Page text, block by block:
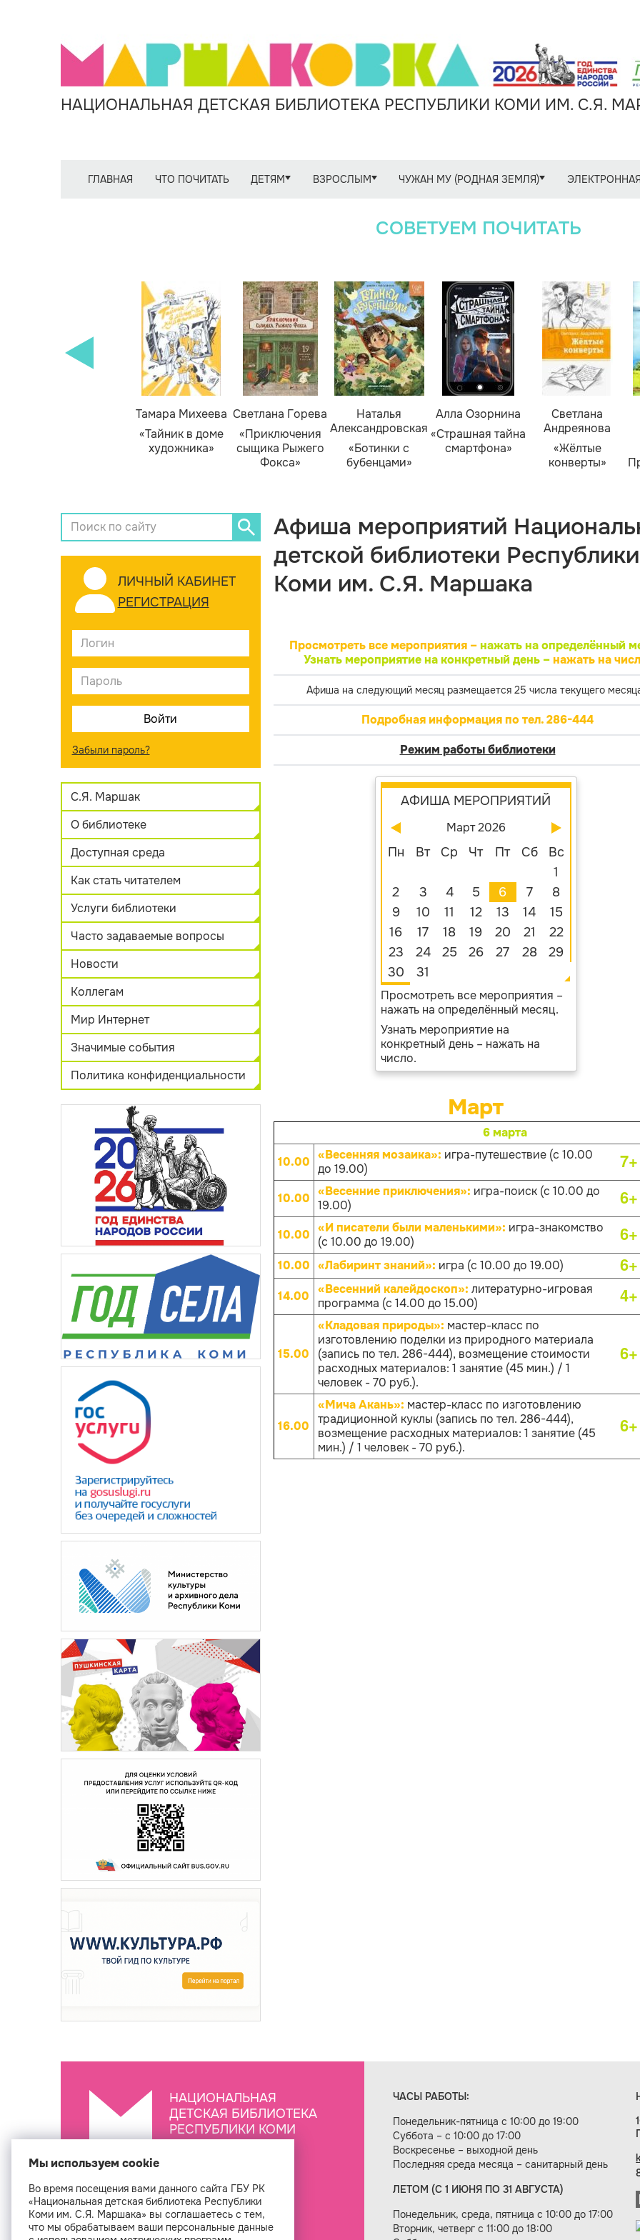
НАЦИОНАЛЬНАЯ ДЕТСКАЯ БИБЛИОТЕКА РЕСПУБЛИКИ КОМИ ИМ. С.Я.
ГЛАВНАЯ ЧТО ПОЧИТАТЬ ДЕТЯМ ВЗРОСЛЫМ ЧУЖАН МУ (РОДНАЯ ЗЕМЛЯ)
СОВЕТУЕМ ПОЧИТАТЬ
Тамара Михеева
«Тайник в доме
художника»
Светлана Горева
«Приключения
сыщика Рыжего
Фокса»
Наталья
Александровская
«Ботинки с
бубенцами»
Алла Озорнина
«Страшная тайна
смартфона»
Светлана
Андреянова
«Жёлтые
конверты»
ЛИЧНЫЙ КАБИНЕТ
РЕГИСТРАЦИЯ
Забыли пароль?
С.Я. Маршак
О библиотеке
Доступная среда
Как стать читателем
Услуги библиотеки
Часто задаваемые вопросы
Новости
Коллегам
Мир Интернет
Значимые события
Политика конфиденциальности
Афиша мероприятий
детской библиотеки Республики
Коми им. С.Я. Маршака
Просмотреть все мероприятия – нажать на определённый
Узнать мероприятие на конкретный день –нажать на
Афиша на следующий месяц размещается 25 числа текущего
Подробная информация по тел. 286-444
Режим работы библиотеки
АФИША МЕРОПРИЯТИЙ
Март 2026
Пн Вт Ср Чт Пт Сб
Вс
1
2
3 4 5 6 7
8
9
10 11 12 13 14
15
16
17 18 19 20 21
22
23
24 25 26 27 28
29
30
31
Просмотреть все мероприятия –
нажать на определённый месяц.
Узнать мероприятие на
конкретный день – нажать на
число.
Март
6 марта
10.00 «Весенняя мозаика»: игра-путешествие (с 10.00
до 19.00)
7+
10.00 «Весенние приключения»: игра-поиск (с 10.00 до
19.00)
6+
10.00 «И писатели были маленькими»: игра-знакомство
(с 10.00 до 19.00)
6+
10.00 «Лабиринт знаний»: игра (с 10.00 до 19.00) 6+
14.00 «Весенний калейдоскоп»: литературно-игровая
программа (с 14.00 до 15.00)
4+
15.00
«Кладовая природы»: мастер-класс по
изготовлению поделки из природного материала
(запись по тел. 286-444), возмещение стоимости
расходных материалов: 1 занятие (45 мин.) / 1
человек - 70 руб.).
6+
16.00
«Мича Акань»: мастер-класс по изготовлению
традиционной куклы (запись по тел. 286-444),
возмещение расходных материалов: 1 занятие (45
мин.) / 1 человек - 70 руб.).
6+
НАЦИОНАЛЬНАЯ
ДЕТСКАЯ БИБЛИОТЕКА
РЕСПУБЛИКИ КОМИ
ЧАСЫ РАБОТЫ:
Понедельник-пятница с 10:00 до 19:00
Суббота – с 10:00 до 17:00
Воскресенье – выходной день
Последняя среда месяца – санитарный день
ЛЕТОМ (С 1 ИЮНЯ ПО 31 АВГУСТА)
Понедельник, среда, пятница с 10:00 до 17:00
Вторник, четверг с 11:00 до 18:00
Создание сайта — веб-студия «Цифровой век»
Мы используем cookie
Во время посещения вами данного сайта ГБУ РК
«Национальная детская библиотека Республики
Коми им. С.Я. Маршака» вы соглашаетесь с тем,
что мы обрабатываем ваши персональные данные